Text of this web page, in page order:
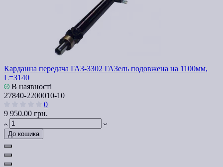
Карданна передача ГАЗ-3302 ГАЗель подовжена на 1100мм,
L=3140
В наявності
27840-2200010-10
0
9 950.00 грн.
До кошика